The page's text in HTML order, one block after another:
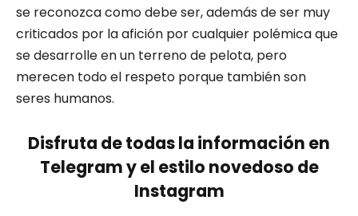
se reconozca como debe ser, además de ser muy
criticados por la afición por cualquier polémica que
se desarrolle en un terreno de pelota, pero
merecen todo el respeto porque también son
seres humanos.
Disfruta de todas la información en
Telegram y el estilo novedoso de
Instagram